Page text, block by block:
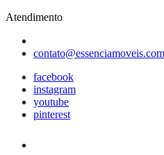
Atendimento
facebook
instagram
youtube
pinterest